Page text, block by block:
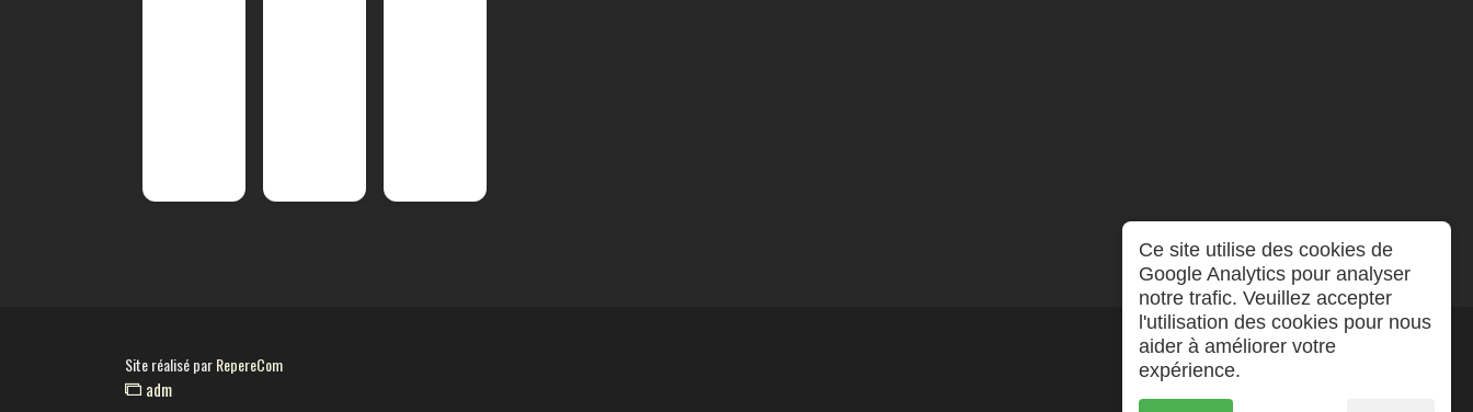
Site réalisé parRepereCom
adm
Ce site utilise des cookies de
Google Analytics pour analyser
notre trafic. Veuillez accepter
l'utilisation des cookies pour nous
aider à améliorer votre
expérience.